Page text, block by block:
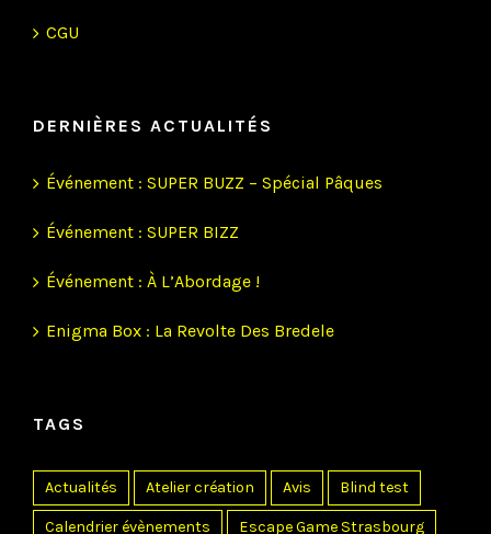
CGU
DERNIÈRES ACTUALITÉS
Événement : SUPER BUZZ – Spécial Pâques
Événement : SUPER BIZZ
Événement : À L’Abordage !
Enigma Box : La Revolte Des Bredele
TAGS
Actualités Atelier création Avis Blind test
Calendrier évènements Escape Game Strasbourg